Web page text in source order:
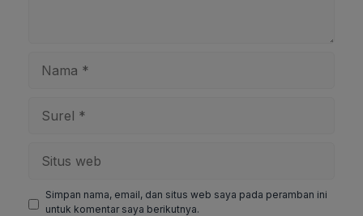
web
Simpan nama, email, dan situs web saya pada peramban ini
untuk komentar saya berikutnya.